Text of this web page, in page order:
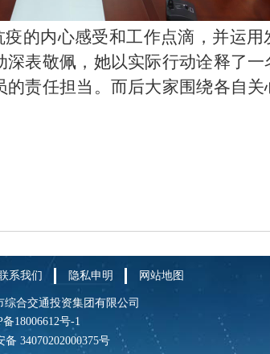
的内心感受和工作点滴，并运用
表敬佩，她以实际行动诠释了
责任担当。而后大家围绕各自
系我们 隐私申明 网站地图
合交通投资集团有限公司
备18006612号-1
备 34070202000375号